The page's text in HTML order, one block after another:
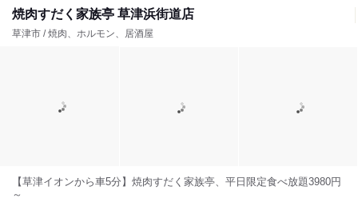
焼肉すだく家族亭 草津浜街道店
草津市 / 焼肉、ホルモン、居酒屋
【草津イオンから車5分】焼肉すだく家族亭、平日限定食べ放題3980円
～